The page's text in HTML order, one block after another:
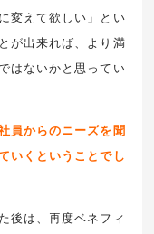
変えて欲しい」とい
が出来れば、より満
はないかと思ってい
員からのニーズを聞
いくということでし
後は、再度ベネフィ